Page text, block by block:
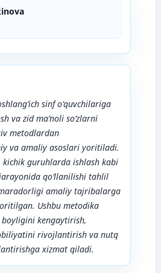
sinf o‘quvchilariga
va zid ma’noli so‘zlarni
metodlardan
va amaliy asoslari yoritiladi.
kichik guruhlarda ishlash kabi
qo‘llanilishi tahlil
amaliy tajribalarga
Ushbu metodika
boyligini kengaytirish,
rivojlantirish va nutq
xizmat qiladi.